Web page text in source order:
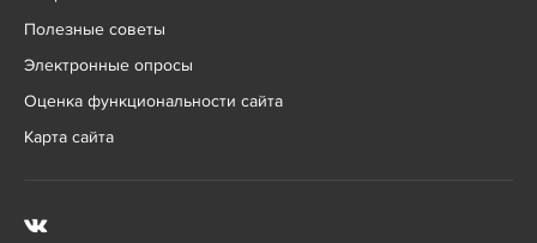
Полезные советы
Электронные опросы
Оценка функциональности сайта
Карта сайта